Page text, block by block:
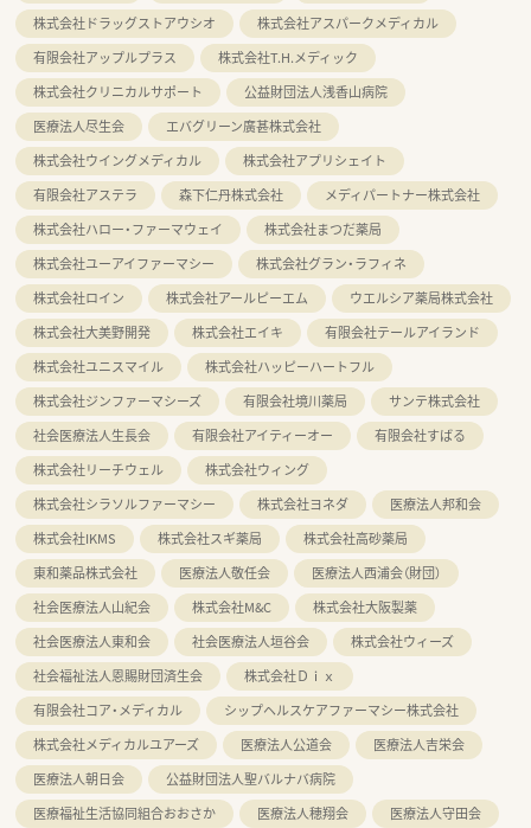
株式会社ドラッグストアウシオ
株式会社アスパークメディカル
有限会社アップルプラス
株式会社T.H.メディック
株式会社クリニカルサポート
公益財団法人浅香山病院
医療法人尽生会
エバグリーン廣甚株式会社
株式会社ウイングメディカル
株式会社アプリシェイト
有限会社アステラ
森下仁丹株式会社
メディパートナー株式会社
株式会社ハロー・ファーマウェイ
株式会社まつだ薬局
株式会社ユーアイファーマシー
株式会社グラン・ラフィネ
株式会社ロイン
株式会社アールピーエム
ウエルシア薬局株式会社
株式会社大美野開発
株式会社エイキ
有限会社テールアイランド
株式会社ユニスマイル
株式会社ハッピーハートフル
株式会社ジンファーマシーズ
有限会社境川薬局
サンテ株式会社
社会医療法人生長会
有限会社アイティーオー
有限会社すばる
株式会社リーチウェル
株式会社ウィング
株式会社シラソルファーマシー
株式会社ヨネダ
医療法人邦和会
株式会社IKMS
株式会社スギ薬局
株式会社高砂薬局
東和薬品株式会社
医療法人敬任会
医療法人西浦会（財団）
社会医療法人山紀会
株式会社M&C
株式会社大阪製薬
社会医療法人東和会
社会医療法人垣谷会
株式会社ウィーズ
社会福祉法人恩賜財団済生会
株式会社Ｄｉｘ
有限会社コア・メディカル
シップヘルスケアファーマシー株式会社
株式会社メディカルユアーズ
医療法人公道会
医療法人吉栄会
医療法人朝日会
公益財団法人聖バルナバ病院
医療福祉生活協同組合おおさか
医療法人穂翔会
医療法人守田会